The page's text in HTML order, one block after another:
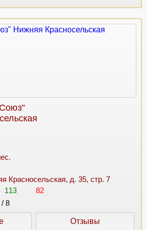
Красносельская, д. 35, стр. 7
113
82
/ 8
Отзывы